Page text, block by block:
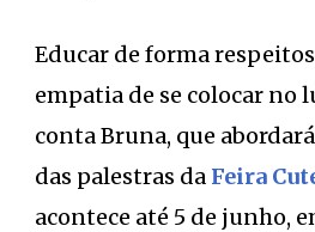
Educar de forma
empatia de se colocar no
conta Bruna, que
das palestras da Feira
acontece até 5 de junho,